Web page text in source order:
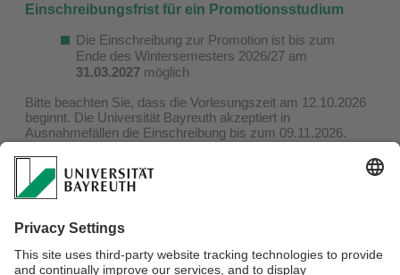
Einschreibungsfrist für ein Promotionsstudium
Die Einschreibung zur Promotion ist bis zum
Ende des Wintersemesters 2026/27 am
31.03.2027 möglich
Bitte beachten Sie, dass die Vorlesungszeit am 12.10.2026
beginnt. Die Universität Bayreuth akzeptiert in
Ausnahmefällen die Einschreibung bis zum 09.11.2026.
Vorlesungsbeginn negative Auswirkungen auf ihr Studium
haben, welche die Universität Bayreuth nicht zu vertreten
hat.
Eine Einschreibung durch schriftlich bevollmächtigte Dritte